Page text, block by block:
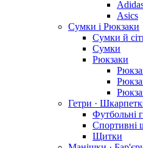
Asics
Сумки і Рюкзаки
Сумки й
Сумки
Рюкзаки
Гетри ·
Футбольні
Спортивні
Щитки